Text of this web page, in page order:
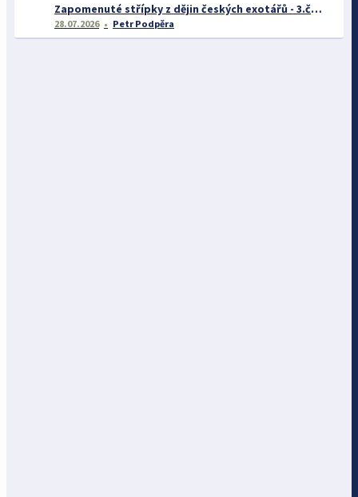
Zapomenuté střípky z dějin českých exotářů - 3.část
28.07.2026 Petr Podpěra